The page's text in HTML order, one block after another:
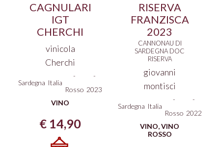
CAGNULARI
IGT
CHERCHI
vinicola
Cherchi
Sardegna Italia
-
Rosso
-
2023
VINO
€ 14,90
RISERVA
FRANZISCA
2023
CANNONAU DI
SARDEGNA DOC
RISERVA
giovanni
montisci
Sardegna Italia
-
Rosso
-
2022
VINO,VINO
ROSSO